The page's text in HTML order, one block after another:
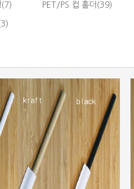
(7) PET/PS 컵 홀더 (39)